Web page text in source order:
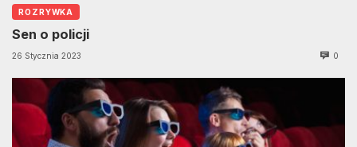
ROZRYWKA
Sen o policji
26 Stycznia 2023 0